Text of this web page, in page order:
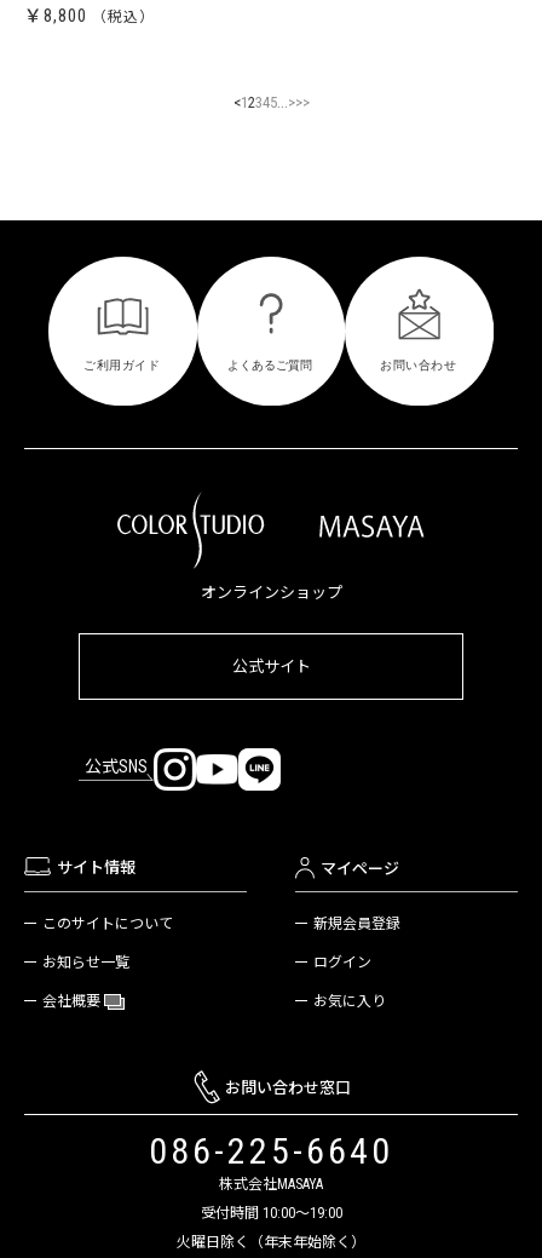
￥8,800
<12345...>>>
オンラインショップ
公式サイト
公式SNS
サイト情報
このサイトについて
お知らせ一覧
会社概要
マイページ
新規会員登録
ログイン
お気に入り
お問い合わせ窓口
086-225-6640
株式会社MASAYA
受付時間 10:00～19:00
火曜日除く（年末年始除く）